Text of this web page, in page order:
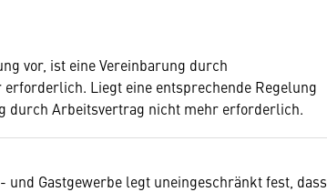
vor, ist eine Vereinbarung durch
Liegt eine entsprechende Regelung
durch Arbeitsvertrag nicht mehr erforderlich.
Gastgewerbe legt uneingeschränkt fest, dass